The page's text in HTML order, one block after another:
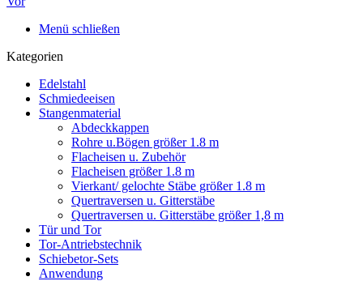
Menü schließen
Kategorien
Edelstahl
Schmiedeeisen
Stangenmaterial
Abdeckkappen
Rohre u.Bögen größer 1.8 m
Flacheisen u. Zubehör
Flacheisen größer 1.8 m
Vierkant/ gelochte Stäbe größer 1.8 m
Quertraversen u. Gitterstäbe
Quertraversen u. Gitterstäbe größer 1,8 m
Tür und Tor
Tor-Antriebstechnik
Schiebetor-Sets
Anwendung